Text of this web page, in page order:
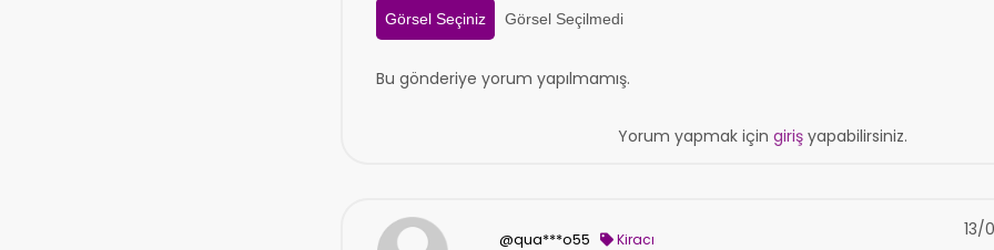
Görsel Seçiniz Görsel Seçilmedi
Bu gönderiye yorum yapılmamış.
Yorum yapmak için girişyapabilirsiniz.
@qua***o55 Kiracı 13/